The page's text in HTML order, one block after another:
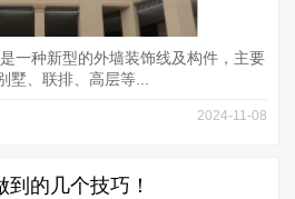
一种新型的外墙装饰线及构件，主要
墅、联排、高层等...
2024-11-08
的几个技巧！